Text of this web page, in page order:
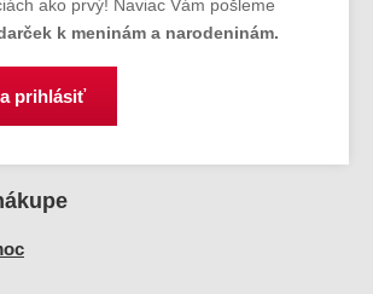
ako prvý! Naviac Vám pošleme
k meninám a narodeninám.
prihlásiť